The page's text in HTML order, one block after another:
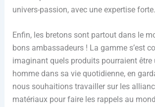
univers-passion, avec une expertise forte.
Enfin, les bretons sont partout dans le
bons ambassadeurs ! La gamme s’est
imaginant quels produits pourraient être
homme dans sa vie quotidienne, en
nous souhaitions travailler sur les
matériaux pour faire les rappels au